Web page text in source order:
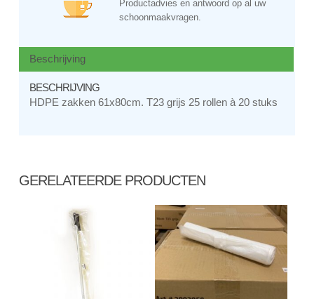
Productadvies en antwoord op al uw
schoonmaakvragen.
Beschrijving
BESCHRIJVING
HDPE zakken 61x80cm. T23 grijs 25 rollen à 20 stuks
GERELATEERDE PRODUCTEN